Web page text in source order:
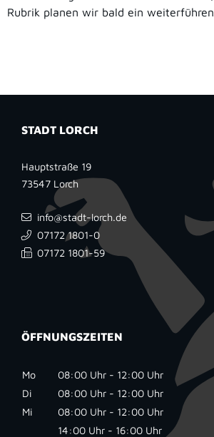
Rubrik planen wir bald ein
STADT LORCH
Hauptstraße 19
73547 Lorch
info@stadt-lorch.de
07172 1801-0
07172 1801-59
ÖFFNUNGSZEITEN
Mo
08:00 Uhr - 12:00 Uhr
Di
08:00 Uhr - 12:00 Uhr
Mi
08:00 Uhr - 12:00 Uhr
14:00 Uhr - 16:00 Uhr